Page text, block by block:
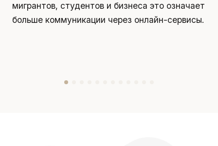
мигрантов, студентов и бизнеса это означает
больше коммуникации через онлайн-сервисы.